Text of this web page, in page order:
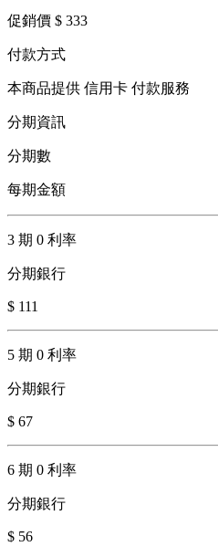
促銷價 $ 333
付款方式
本商品提供 信用卡 付款服務
分期資訊
分期數
每期金額
3 期 0 利率
分期銀行
$ 111
5 期 0 利率
分期銀行
$ 67
6 期 0 利率
分期銀行
$ 56